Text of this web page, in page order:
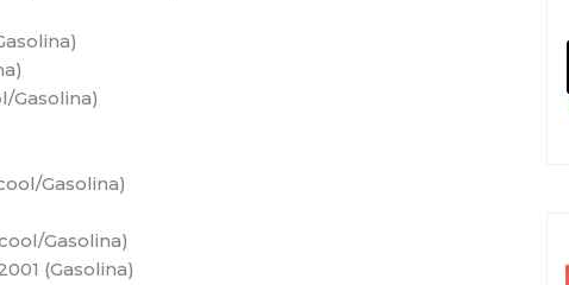
Gasolina)
Gasolina)
Gasolina)
(Gasolina)